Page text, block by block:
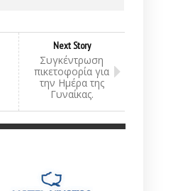
Next Story
Συγκέντρωση
πικετοφορία για
την Ημέρα της
Γυναίκας.